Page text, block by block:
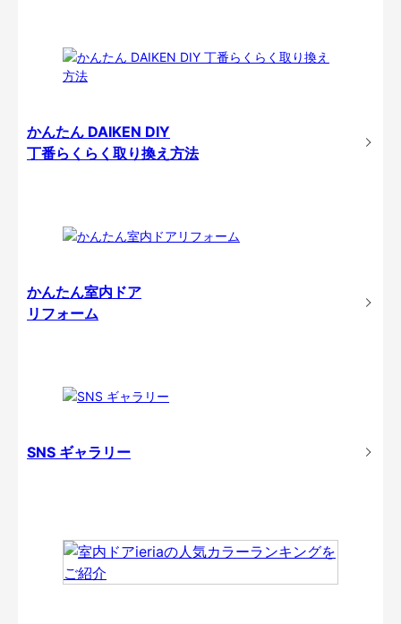
かんたん DAIKEN DIY
丁番らくらく取り換え方法
かんたん室内ドア
リフォーム
SNS ギャラリー